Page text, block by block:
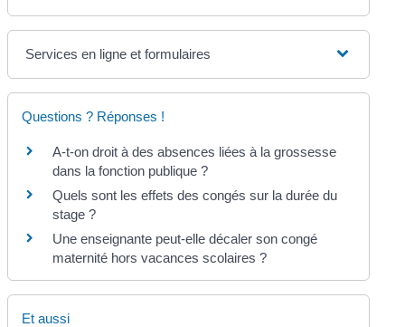
Services en ligne et formulaires
Questions ? Réponses !
A-t-on droit à des absences liées à la grossesse
dans la fonction publique ?
Quels sont les effets des congés sur la durée du
stage ?
Une enseignante peut-elle décaler son congé
maternité hors vacances scolaires ?
Et aussi